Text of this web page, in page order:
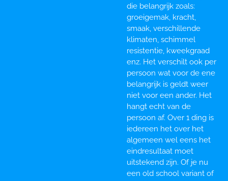
die belangrijk zoals:
groeigemak, kracht,
smaak, verschillende
klimaten, schimmel
resistentie, kweekgraad
enz. Het verschilt ook per
persoon wat voor de ene
belangrijk is geldt weer
niet voor een ander. Het
hangt echt van de
persoon af. Over 1 ding is
iedereen het over het
algemeen wel eens het
eindresultaat moet
uitstekend zijn. Of je nu
een old school variant of